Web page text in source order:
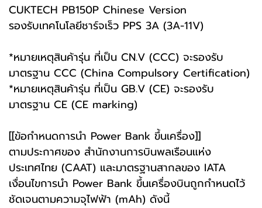
CUKTECH PB150P Chinese Version
รองรับเทคโนโลยีชาร์จเร็ว PPS 3A (3A-11V)
*หมายเหตุสินค้ารุ่น ที่เป็น CN.V (CCC) จะรองรับ
มาตรฐาน CCC (China Compulsory Certification)
*หมายเหตุสินค้ารุ่น ที่เป็น GB.V (CE) จะรองรับ
มาตรฐาน CE (CE marking)
[[ข้อกำหนดการนำ Power Bank ขึ้นเครื่อง]]
ตามประกาศของ สำนักงานการบินพลเรือนแห่ง
ประเทศไทย (CAAT) และมาตรฐานสากลของ IATA
เงื่อนไขการนำ Power Bank ขึ้นเครื่องบินถูกกำหนดไว้
ชัดเจนตามความจุไฟฟ้า (mAh) ดังนี้